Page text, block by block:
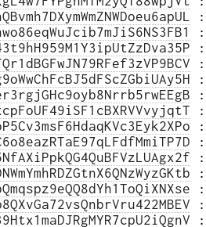
:
:
:
:
:
:
:
:
:
:
:
:
:
: